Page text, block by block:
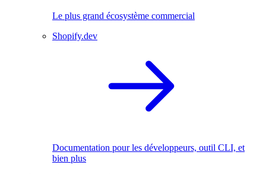
Le plus grand écosystème commercial
Shopify.dev
Documentation pour les développeurs, outil CLI, et
bien plus